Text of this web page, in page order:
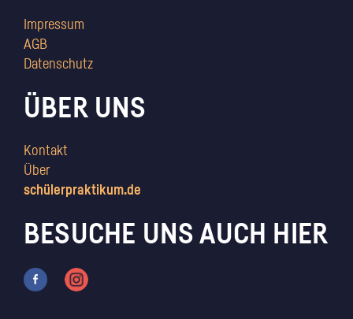
Impressum
AGB
Datenschutz
ÜBER UNS
Kontakt
Über
schülerpraktikum.de
BESUCHE UNS AUCH HIER